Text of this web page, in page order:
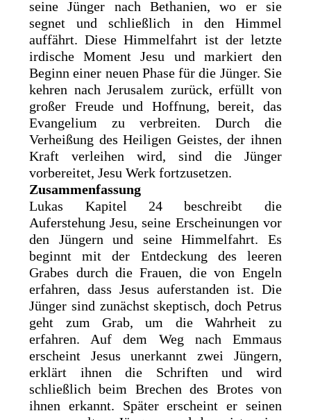
seine Jünger nach Bethanien, wo er sie
segnet und schließlich in den Himmel
auffährt. Diese Himmelfahrt ist der letzte
irdische Moment Jesu und markiert den
Beginn einer neuen Phase für die Jünger. Sie
kehren nach Jerusalem zurück, erfüllt von
großer Freude und Hoffnung, bereit, das
Evangelium zu verbreiten. Durch die
Verheißung des Heiligen Geistes, der ihnen
Kraft verleihen wird, sind die Jünger
vorbereitet, Jesu Werk fortzusetzen.
Zusammenfassung
Lukas Kapitel 24 beschreibt die
Auferstehung Jesu, seine Erscheinungen vor
den Jüngern und seine Himmelfahrt. Es
beginnt mit der Entdeckung des leeren
Grabes durch die Frauen, die von Engeln
erfahren, dass Jesus auferstanden ist. Die
Jünger sind zunächst skeptisch, doch Petrus
geht zum Grab, um die Wahrheit zu
erfahren. Auf dem Weg nach Emmaus
erscheint Jesus unerkannt zwei Jüngern,
erklärt ihnen die Schriften und wird
schließlich beim Brechen des Brotes von
ihnen erkannt. Später erscheint er seinen